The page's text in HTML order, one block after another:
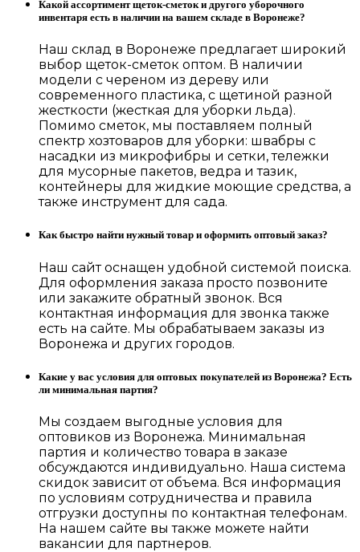
Какой ассортимент щеток-сметок и другого уборочного
инвентаря есть в наличии на вашем складе в Воронеже?
Наш склад в Воронеже предлагает широкий
выбор щеток-сметок оптом. В наличии
модели с череном из дереву или
современного пластика, с щетиной разной
жесткости (жесткая для уборки льда).
Помимо сметок, мы поставляем полный
спектр хозтоваров для уборки: швабры с
насадки из микрофибры и сетки, тележки
для мусорные пакетов, ведра и тазик,
контейнеры для жидкие моющие средства, а
также инструмент для сада.
Как быстро найти нужный товар и оформить оптовый заказ?
Наш сайт оснащен удобной системой поиска.
Для оформления заказа просто позвоните
или закажите обратный звонок. Вся
контактная информация для звонка также
есть на сайте. Мы обрабатываем заказы из
Воронежа и других городов.
Какие у вас условия для оптовых покупателей из Воронежа? Есть
ли минимальная партия?
Мы создаем выгодные условия для
оптовиков из Воронежа. Минимальная
партия и количество товара в заказе
обсуждаются индивидуально. Наша система
скидок зависит от объема. Вся информация
по условиям сотрудничества и правила
отгрузки доступны по контактная телефонам.
На нашем сайте вы также можете найти
вакансии для партнеров.